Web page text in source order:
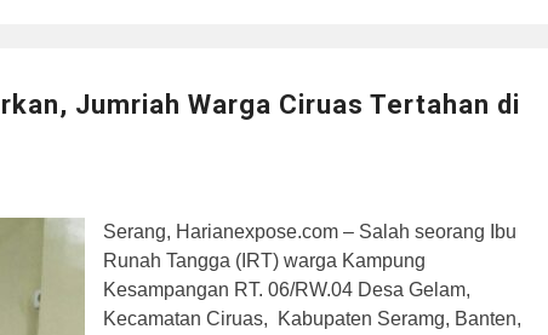
Jumriah Warga Ciruas Tertahan di
Serang, Harianexpose.com – Salah seorang Ibu
Runah Tangga (IRT) warga Kampung
Kesampangan RT. 06/RW.04 Desa Gelam,
Kecamatan Ciruas, Kabupaten Seramg, Banten,